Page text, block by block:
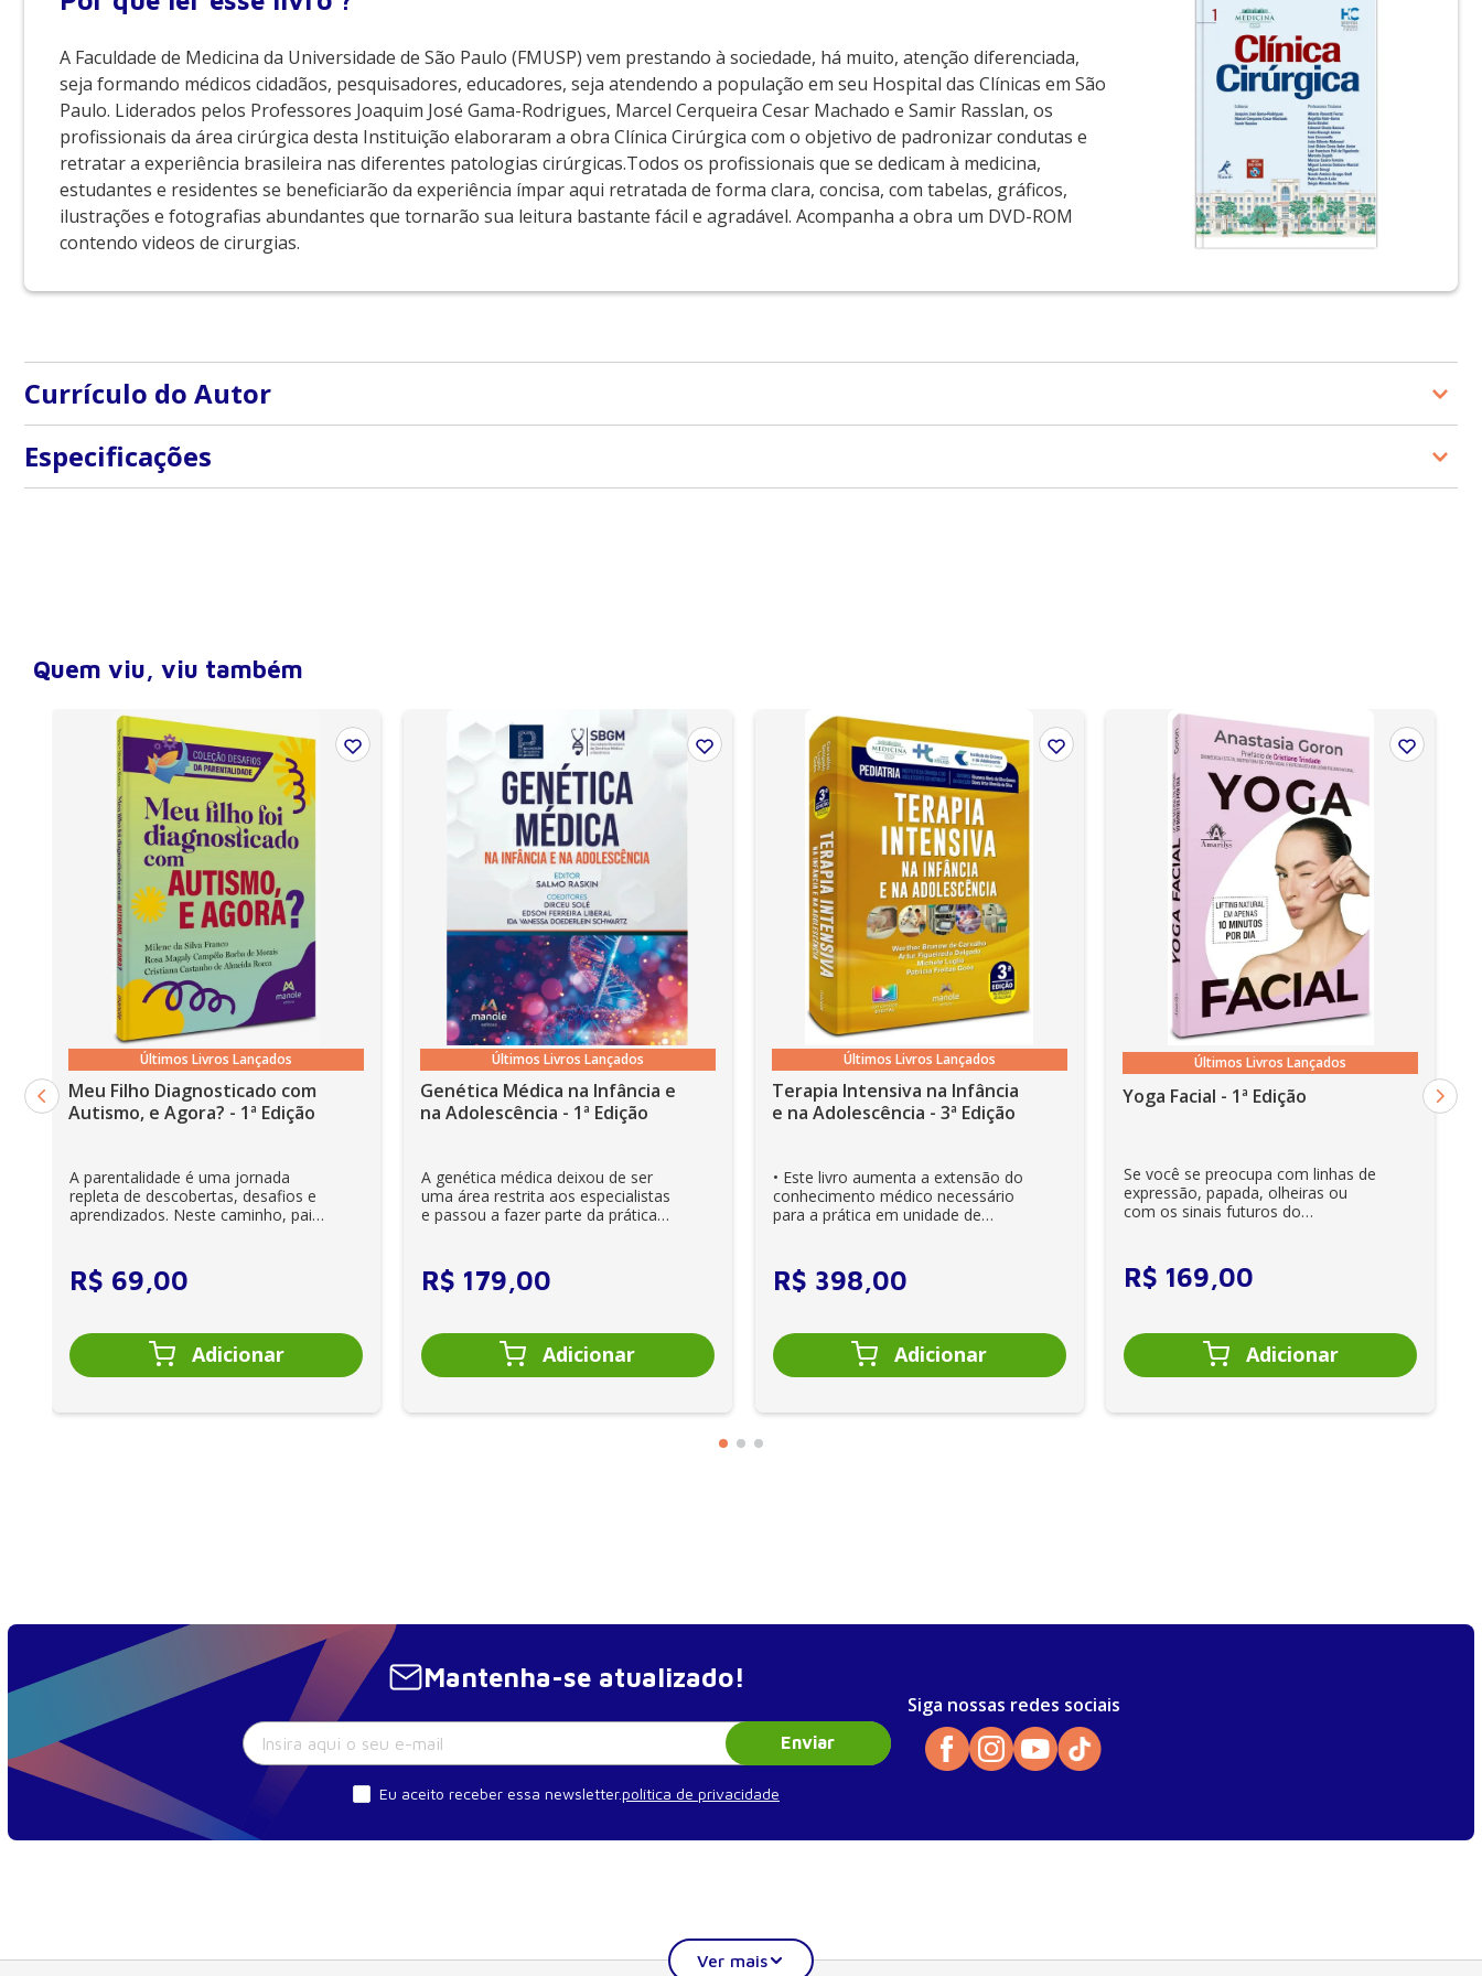
A Faculdade de Medicina da Universidade de São Paulo (FMUSP) vem prestando à sociedade, há muito, atenção diferenciada,
seja formando médicos cidadãos, pesquisadores, educadores, seja atendendo a população em seu Hospital das Clínicas em São
Paulo. Liderados pelos Professores Joaquim José Gama-Rodrigues, Marcel Cerqueira Cesar Machado e Samir Rasslan, os
profissionais da área cirúrgica desta Instituição elaboraram a obra Clínica Cirúrgica com o objetivo de padronizar condutas e
retratar a experiência brasileira nas diferentes patologias cirúrgicas.Todos os profissionais que se dedicam à medicina,
estudantes e residentes se beneficiarão da experiência ímpar aqui retratada de forma clara, concisa, com tabelas, gráficos,
ilustrações e fotografias abundantes que tornarão sua leitura bastante fácil e agradável. Acompanha a obra um DVD-ROM
contendo videos de cirurgias.
Currículo do Autor
https://manole.vteximg.com.br/arquivos/padrao-manole-livros2.png
Especificações
Número de páginas
2400
Encadernação
Ano de publicação
2008
Quem viu, viu também
Últimos Livros Lançados
Meu Filho Diagnosticado com
Autismo, e Agora? - 1ª Edição
A parentalidade é uma jornada
repleta de descobertas, desafios e
aprendizados. Neste caminho, pais
R$ 69,00
Últimos Livros Lançados
Genética Médica na Infância e
na Adolescência - 1ª Edição
A genética médica deixou de ser
uma área restrita aos especialistas
e passou a fazer parte da prática
R$ 179,00
Últimos Livros Lançados
Terapia Intensiva na Infância
e na Adolescência - 3ª Edição
• Este livro aumenta a extensão do
conhecimento médico necessário
para a prática em unidade de
R$ 398,00
Últimos Livros Lançados
Yoga Facial - 1ª Edição
Se você se preocupa com linhas de
expressão, papada, olheiras ou
com os sinais futuros do
R$ 169,00
Mantenha-se atualizado!
Enviar
Eu aceito receber essa newsletter.política de privacidade
Siga nossas redes sociais